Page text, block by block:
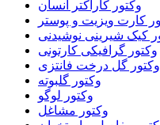
وکتور کاراکتر انسان
کارت ویزیت و پوستر
کیک شیرینی نوشیدنی
وکتور گرافیکی کارتونی
وکتور گل درخت فانتزی
وکتور گلبوته
وکتور لوگو
وکتور مشاغل